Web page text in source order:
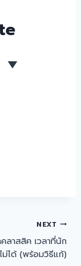
NEXT
ลาสสิค เวลาที่นัก
ม่ได้ (พร้อมวิธีแก้)